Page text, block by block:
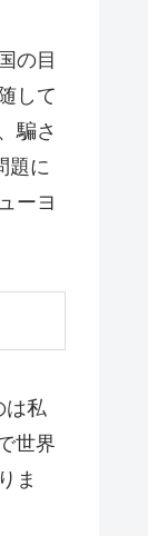
の目
して
騙さ
題に
ーヨ
は私
世界
ま